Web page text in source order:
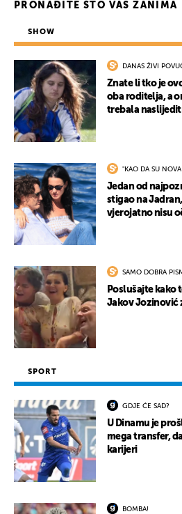
PRONAĐITE ŠTO VAS ZANIMA
SHOW
DANAS ŽIVI
Znate li tko je
oba roditelja, a
trebala
"KAO DA SU
Jedan od
stigao na
vjerojatno nisu
SAMO DOBRA
Poslušajte kako
Jakov Jozinović
SPORT
GDJE ĆE SAD?
U Dinamu je
mega transfer,
karijeri
BOMBA!